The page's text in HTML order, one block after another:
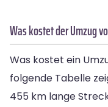
Was kostet der Umzug
Was kostet ein
folgende Tabelle
455 km lange